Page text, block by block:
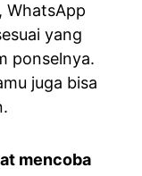
, WhatsApp
yang
ponselnya.
juga bisa
mencoba